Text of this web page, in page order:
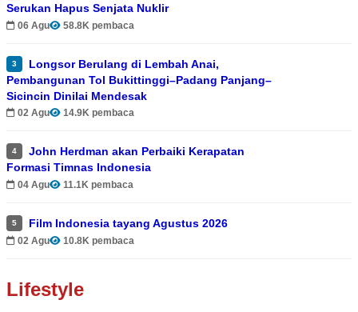
Serukan Hapus Senjata Nuklir
06 Agu 58.8K pembaca
3
Longsor Berulang di Lembah Anai,
Pembangunan Tol Bukittinggi–Padang Panjang–
Sicincin Dinilai Mendesak
02 Agu 14.9K pembaca
4
John Herdman akan Perbaiki Kerapatan
Formasi Timnas Indonesia
04 Agu 11.1K pembaca
5 Film Indonesia tayang Agustus 2026
02 Agu 10.8K pembaca
Lifestyle